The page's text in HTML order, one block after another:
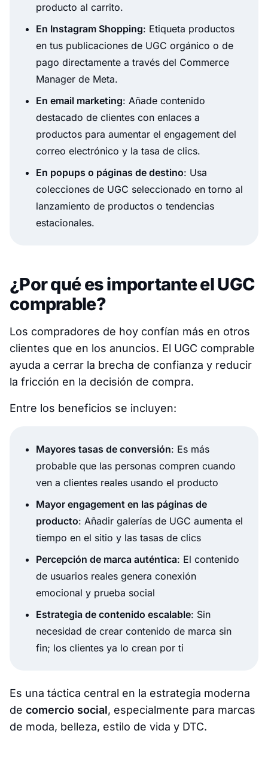
producto al carrito.
En Instagram Shopping: Etiqueta productos
en tus publicaciones de UGC orgánico o de
pago directamente a través del Commerce
Manager de Meta.
En email marketing: Añade contenido
destacado de clientes con enlaces a
productos para aumentar el engagement del
correo electrónico y la tasa de clics.
En popups o páginas de destino: Usa
colecciones de UGC seleccionado en torno al
lanzamiento de productos o tendencias
estacionales.
¿Por qué es importante el UGC
comprable?
Los compradores de hoy confían más en otros
clientes que en los anuncios. El UGC comprable
ayuda a cerrar la brecha de confianza y reducir
la fricción en la decisión de compra.
Entre los beneficios se incluyen:
Mayores tasas de conversión: Es más
probable que las personas compren cuando
ven a clientes reales usando el producto
Mayor engagement en las páginas de
producto: Añadir galerías de UGC aumenta el
tiempo en el sitio y las tasas de clics
Percepción de marca auténtica: El contenido
de usuarios reales genera conexión
emocional y prueba social
Estrategia de contenido escalable: Sin
necesidad de crear contenido de marca sin
fin; los clientes ya lo crean por ti
Es una táctica central en la estrategia moderna
de comercio social, especialmente para marcas
de moda, belleza, estilo de vida y DTC.